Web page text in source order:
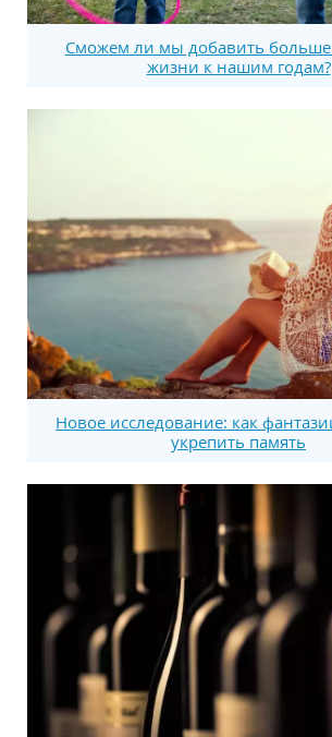
Сможем ли мы добавить больше
жизни к нашим годам?
Новое исследование: как
укрепить память